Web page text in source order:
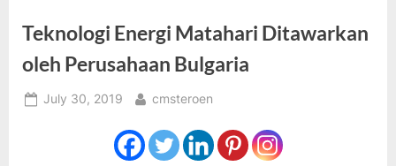
Teknologi Energi Matahari Ditawarkan
oleh Perusahaan Bulgaria
Posted
July 30, 2019 By
cmsteroen